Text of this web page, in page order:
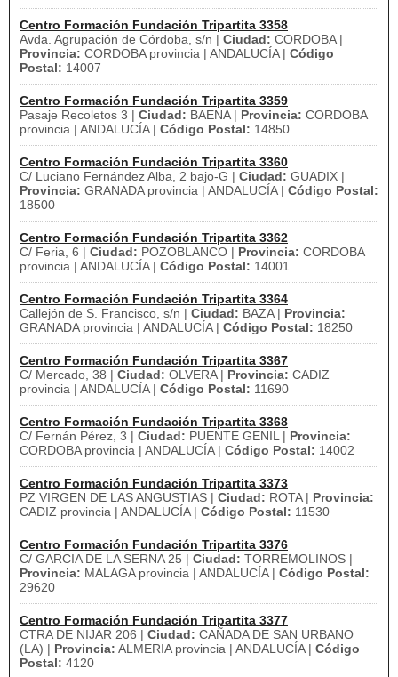
Centro Formación Fundación Tripartita 3358
Avda. Agrupación de Córdoba, s/n | Ciudad: CORDOBA |
Provincia: CORDOBA provincia | ANDALUCÍA | Código
Postal: 14007
Centro Formación Fundación Tripartita 3359
Pasaje Recoletos 3 | Ciudad: BAENA | Provincia: CORDOBA
provincia | ANDALUCÍA | Código Postal: 14850
Centro Formación Fundación Tripartita 3360
C/ Luciano Fernández Alba, 2 bajo-G | Ciudad: GUADIX |
Provincia: GRANADA provincia | ANDALUCÍA | Código Postal:
18500
Centro Formación Fundación Tripartita 3362
C/ Feria, 6 | Ciudad: POZOBLANCO | Provincia: CORDOBA
provincia | ANDALUCÍA | Código Postal: 14001
Centro Formación Fundación Tripartita 3364
Callejón de S. Francisco, s/n | Ciudad: BAZA | Provincia:
GRANADA provincia | ANDALUCÍA | Código Postal: 18250
Centro Formación Fundación Tripartita 3367
C/ Mercado, 38 | Ciudad: OLVERA | Provincia: CADIZ
provincia | ANDALUCÍA | Código Postal: 11690
Centro Formación Fundación Tripartita 3368
C/ Fernán Pérez, 3 | Ciudad: PUENTE GENIL | Provincia:
CORDOBA provincia | ANDALUCÍA | Código Postal: 14002
Centro Formación Fundación Tripartita 3373
PZ VIRGEN DE LAS ANGUSTIAS | Ciudad: ROTA | Provincia:
CADIZ provincia | ANDALUCÍA | Código Postal: 11530
Centro Formación Fundación Tripartita 3376
C/ GARCIA DE LA SERNA 25 | Ciudad: TORREMOLINOS |
Provincia: MALAGA provincia | ANDALUCÍA | Código Postal:
29620
Centro Formación Fundación Tripartita 3377
CTRA DE NIJAR 206 | Ciudad: CAÑADA DE SAN URBANO
(LA) | Provincia: ALMERIA provincia | ANDALUCÍA | Código
Postal: 4120